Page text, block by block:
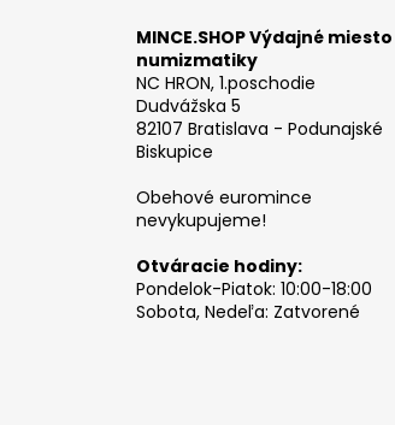
MINCE.SHOP Výdajné miesto
numizmatiky
NC HRON, 1.poschodie
Dudvážska 5
82107 Bratislava - Podunajské
Biskupice
Obehové euromince
nevykupujeme!
Otváracie hodiny:
Pondelok-Piatok: 10:00-18:00
Sobota, Nedeľa: Zatvorené